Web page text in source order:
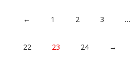
← 1 2 3 …
22 23 24 →